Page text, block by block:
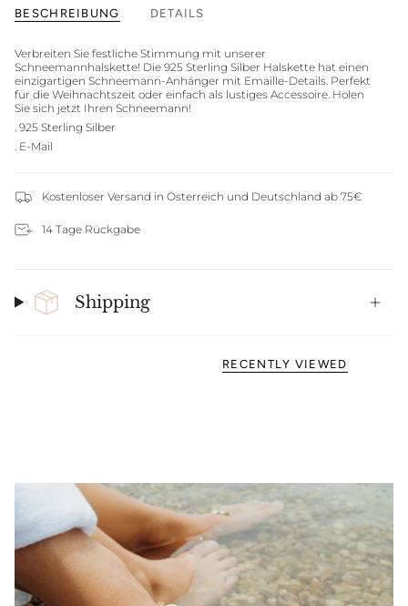
BESCHREIBUNG DETAILS
Verbreiten Sie festliche Stimmung mit unserer
Schneemannhalskette! Die 925 Sterling Silber Halskette hat einen
einzigartigen Schneemann-Anhänger mit Emaille-Details. Perfekt
für die Weihnachtszeit oder einfach als lustiges Accessoire. Holen
Sie sich jetzt Ihren Schneemann!
. 925 Sterling Silber
. E-Mail
Kostenloser Versand in Österreich und Deutschland ab 75€
14 Tage Rückgabe
Shipping
RECENTLY VIEWED